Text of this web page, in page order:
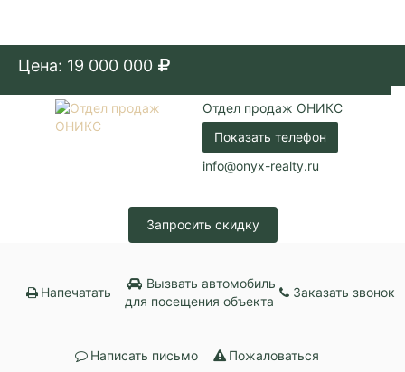
Цена: 19 000 000
Отдел продаж ОНИКС
Показать телефон
info@onyx-realty.ru
Запросить скидку
Напечатать
Вызвать автомобиль
для посещения объекта
Заказать звонок
Написать письмо Пожаловаться